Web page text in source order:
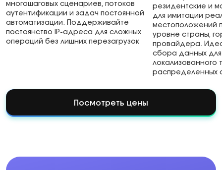
многошаговых сценариев, потоков
аутентификации и задач постоянной
автоматизации. Поддерживайте
постоянство IP-адреса для сложных
операций без лишних перезагрузок
резидентские и
для имитации
местоположений
уровне страны,
провайдера.
сбора данных
локализованного
распределенных
Посмотреть цены